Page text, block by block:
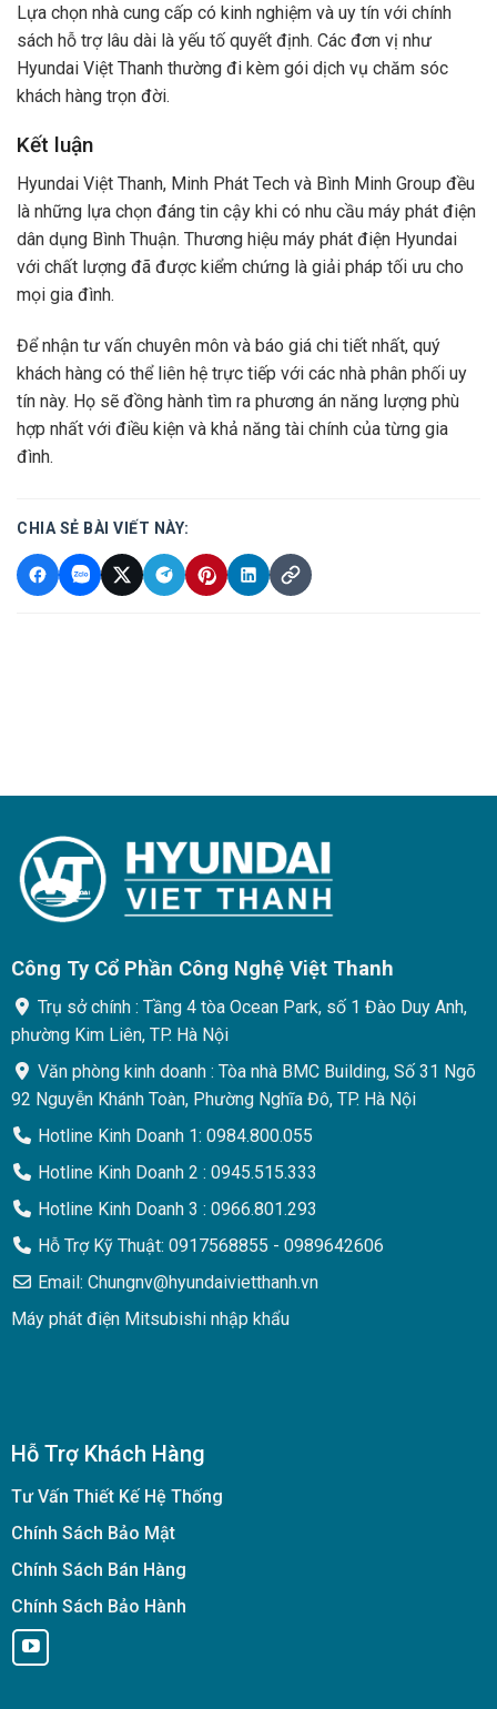
Lựa chọn nhà cung cấp có kinh nghiệm và uy tín với chính
sách hỗ trợ lâu dài là yếu tố quyết định. Các đơn vị như
Hyundai Việt Thanh thường đi kèm gói dịch vụ chăm sóc
khách hàng trọn đời.
Kết luận
Hyundai Việt Thanh, Minh Phát Tech và Bình Minh Group đều
là những lựa chọn đáng tin cậy khi có nhu cầu máy phát điện
dân dụng Bình Thuận. Thương hiệu máy phát điện Hyundai
với chất lượng đã được kiểm chứng là giải pháp tối ưu cho
mọi gia đình.
Để nhận tư vấn chuyên môn và báo giá chi tiết nhất, quý
khách hàng có thể liên hệ trực tiếp với các nhà phân phối uy
tín này. Họ sẽ đồng hành tìm ra phương án năng lượng phù
hợp nhất với điều kiện và khả năng tài chính của từng gia
đình.
CHIA SẺ BÀI VIẾT NÀY:
Công Ty Cổ Phần Công Nghệ Việt Thanh
Trụ sở chính : Tầng 4 tòa Ocean Park, số 1 Đào Duy Anh,
phường Kim Liên, TP. Hà Nội
Văn phòng kinh doanh : Tòa nhà BMC Building, Số 31 Ngõ
92 Nguyễn Khánh Toàn, Phường Nghĩa Đô, TP. Hà Nội
Hotline Kinh Doanh 1: 0984.800.055
Hotline Kinh Doanh 2 : 0945.515.333
Hotline Kinh Doanh 3 : 0966.801.293
Hỗ Trợ Kỹ Thuật: 0917568855 - 0989642606
Email: Chungnv@hyundaivietthanh.vn
Máy phát điện Mitsubishi nhập khẩu
Hỗ Trợ Khách Hàng
Tư Vấn Thiết Kế Hệ Thống
Chính Sách Bảo Mật
Chính Sách Bán Hàng
Chính Sách Bảo Hành